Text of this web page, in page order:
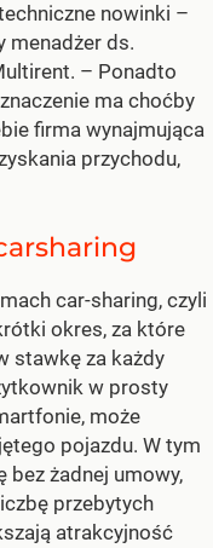
nowinki –
menadżer ds.
– Ponadto
ma choćby
firma wynajmująca
przychodu,
car-sharing, czyli
okres, za które
stawkę za każdy
w prosty
może
pojazdu. W tym
bez żadnej umowy,
przebytych
atrakcyjność